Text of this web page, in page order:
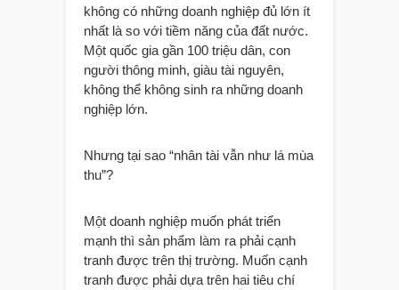
không có những doanh nghiệp đủ lớn ít
nhất là so với tiềm năng của đất nước.
Một quốc gia gần 100 triệu dân, con
người thông minh, giàu tài nguyên,
không thể không sinh ra những doanh
nghiệp lớn.
Nhưng tại sao “nhân tài vẫn như lá mùa
thu”?
Một doanh nghiệp muốn phát triển
mạnh thì sản phẩm làm ra phải cạnh
tranh được trên thị trường. Muốn cạnh
tranh được phải dựa trên hai tiêu chí